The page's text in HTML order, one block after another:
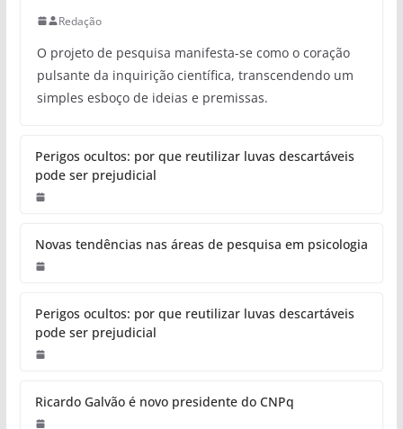
Redação
O projeto de pesquisa manifesta-se como o coração
pulsante da inquirição científica, transcendendo um
simples esboço de ideias e premissas.
Perigos ocultos: por que reutilizar luvas descartáveis
pode ser prejudicial
Novas tendências nas áreas de pesquisa em psicologia
Perigos ocultos: por que reutilizar luvas descartáveis
pode ser prejudicial
Ricardo Galvão é novo presidente do CNPq